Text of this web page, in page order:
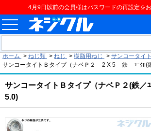
4月9日以前の会員様はパスワードの再設定をお
ホーム > ねじ類 > ねじ > 樹脂用ねじ > サンコータイ
サンコータイトＢタイプ（ナベＰ２ – 2 X 5 – 鉄 – ﾕﾆｸﾛ(
サンコータイトＢタイプ（ナベＰ２(鉄／
5.0)